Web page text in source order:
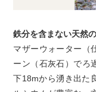
鉄分を含まない天然
マザーウォーター（
ーン（石灰石）でろ
下18mから湧き出た